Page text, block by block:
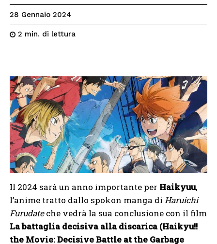
28 Gennaio 2024
2 min. di lettura
Il 2024 sarà un anno importante per Haikyuu,
l’anime tratto dallo spokon manga di Haruichi
Furudateche vedrà la sua conclusione con il film
La battaglia decisiva alla discarica (Haikyu!!
the Movie: Decisive Battle at the Garbage